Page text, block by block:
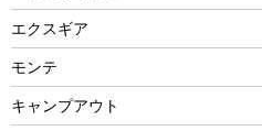
トレー
ランチョンマット
ランチボックス
エアーポンプ
ビーチテント
ウィンター
スノーシュー
エクスギア
モンテ
キャンプアウト